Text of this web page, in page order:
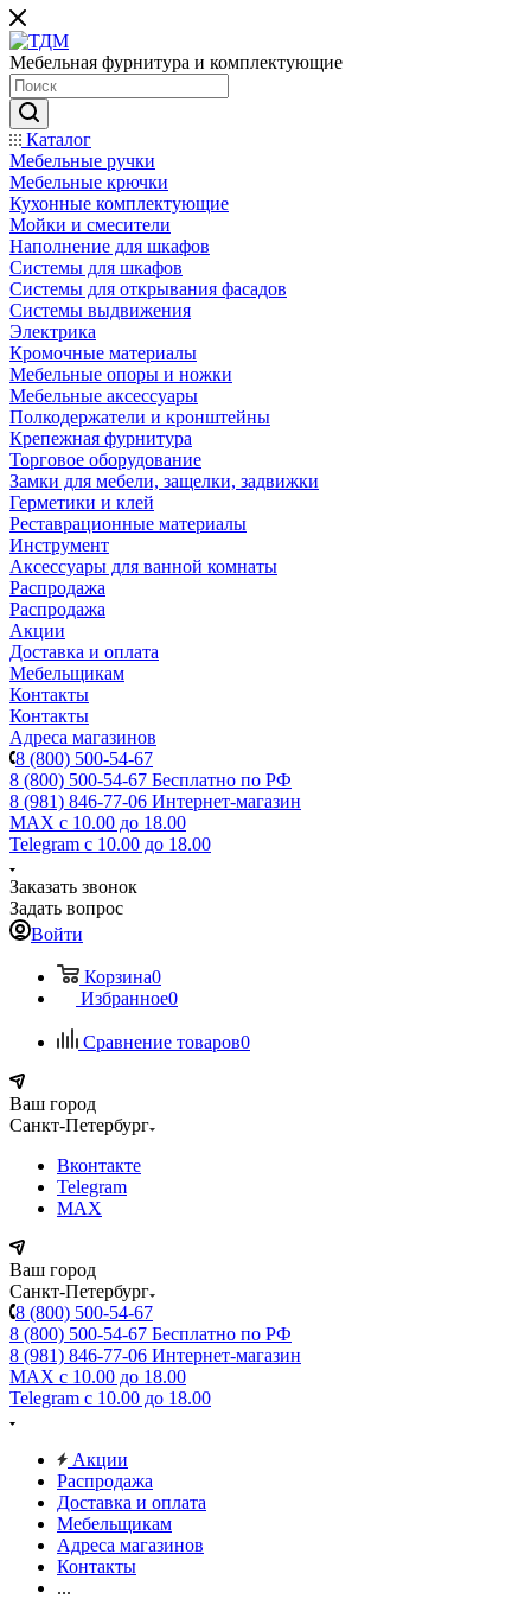
Мебельная фурнитура и комплектующие
Каталог
Мебельные ручки
Мебельные крючки
Кухонные комплектующие
Мойки и смесители
Наполнение для шкафов
Cистемы для шкафов
Системы для открывания фасадов
Системы выдвижения
Электрика
Кромочные материалы
Мебельные опоры и ножки
Мебельные аксессуары
Полкодержатели и кронштейны
Крепежная фурнитура
Торговое оборудование
Замки для мебели, защелки, задвижки
Герметики и клей
Реставрационные материалы
Инструмент
Аксессуары для ванной комнаты
Распродажа
Распродажа
Акции
Доставка и оплата
Мебельщикам
Контакты
Контакты
Адреса магазинов
8 (800) 500-54-67
8 (800) 500-54-67 Бесплатно по РФ
8 (981) 846-77-06 Интернет-магазин
MAX с 10.00 до 18.00
Telegram с 10.00 до 18.00
Заказать звонок
Задать вопрос
Войти
Корзина0
Избранное0
Сравнение товаров0
Ваш город
Санкт-Петербург
Вконтакте
Telegram
MAX
Ваш город
Санкт-Петербург
8 (800) 500-54-67
8 (800) 500-54-67 Бесплатно по РФ
8 (981) 846-77-06 Интернет-магазин
MAX с 10.00 до 18.00
Telegram с 10.00 до 18.00
Акции
Распродажа
Доставка и оплата
Мебельщикам
Адреса магазинов
Контакты
...